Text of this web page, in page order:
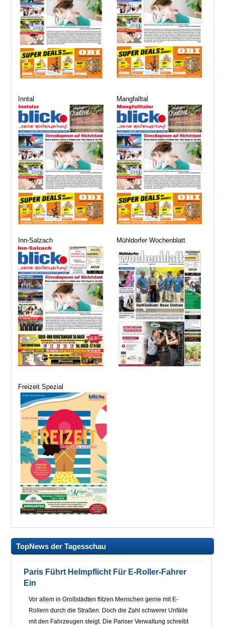
Inntal Mangfalltal
Inn-Salzach Mühldorfer Wochenblatt
Freizeit Spezial
TopNews der Tagesschau
Paris Führt Helmpflicht Für E-Roller-Fahrer
Ein
Vor allem in Großstädten flitzen Menschen gerne mit E-
Rollern durch die Straßen. Doch die Zahl schwerer Unfälle
mit den Fahrzeugen steigt. Die Pariser Verwaltung schreibt